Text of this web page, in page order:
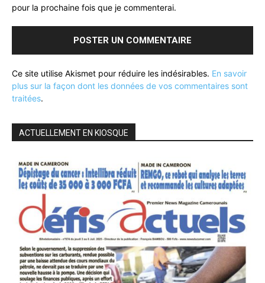
pour la prochaine fois que je commenterai.
Ce site utilise Akismet pour réduire les indésirables. En savoir
plus sur la façon dont les données de vos commentaires sont
traitées.
ACTUELLEMENT EN KIOSQUE